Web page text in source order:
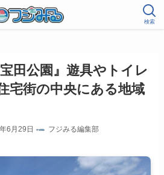
検索
宝田公園』遊具やトイレ
宅街の中央にある地域
6月29日 フジみる編集部